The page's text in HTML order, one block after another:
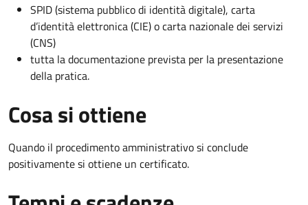
SPID (sistema pubblico di identità digitale), carta
d’identità elettronica (CIE) o carta nazionale dei servizi
(CNS)
tutta la documentazione prevista per la presentazione
della pratica.
Cosa si ottiene
Quando il procedimento amministrativo si conclude
positivamente si ottiene un certificato.